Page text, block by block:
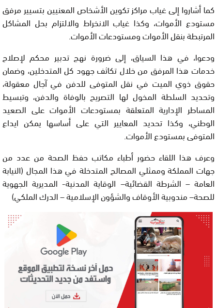
كما أشاروا إلى غياب مراكز تكوين الأشخاص المعنيين بتسيير مرفق
مستودع الأموات، وكذا غياب الانخراط والالتزام بحل المشاكل
المرتبطة بنقل الأموات ومستودعات الأموات.
ودعوا، في هذا السياق، إلى ضرورة نهج تدبير محكم لإصلاح
خدمات هذا المرفق من خلال تكاثف جهود كل المتدخلين، وضمان
حقوق ذوي الميت في نقل المتوفى للدفن في آجال معقولة،
وتحديد السلطة المخول لها التصريح بالوفاة والدفن، وتبسيط
المساطر الإدارية المتعلقة بمستودعات الأموات على الصعيد
الوطني، وكذا تحديد المعايير التي على أساسها يمكن ايداع
المتوفى بمستودع الأموات.
وعرف هذا اللقاء حضور أطباء مكاتب حفظ الصحة من عدد من
جهات المملكة وممثلي المصالح المتدخلة في هذا المجال (النيابة
العامة – الشرطة القضائية– الوقاية المدنية- المديرية الجهوية
للصحة– مندوبية الأوقاف والشؤون الإسلامية – الدرك الملكي)